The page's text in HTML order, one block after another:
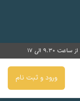
9.30 الی 17
ورود و ثبت نام